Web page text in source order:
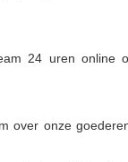
24 uren
over onze